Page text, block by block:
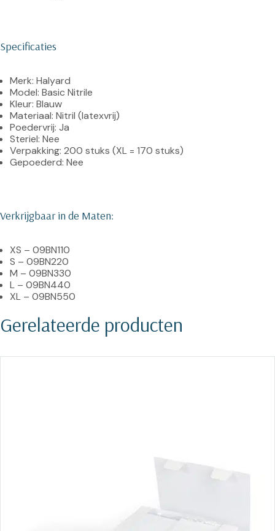
Specificaties
Merk: Halyard
Model: Basic Nitrile
Kleur: Blauw
Materiaal: Nitril (latexvrij)
Poedervrij: Ja
Steriel: Nee
Verpakking: 200 stuks (XL = 170 stuks)
Gepoederd: Nee
Verkrijgbaar in de Maten:
XS – 09BN110
S – 09BN220
M – 09BN330
L – 09BN440
XL – 09BN550
Gerelateerde producten